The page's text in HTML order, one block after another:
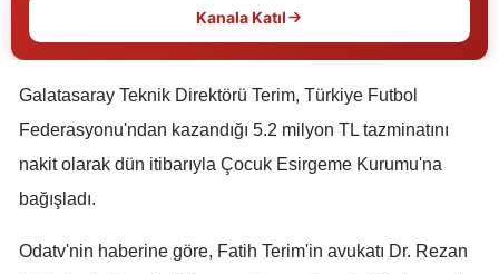
Giresun
Gümüşhane
Hakkari
Mersin
Kanala Katıl
Galatasaray Teknik Direktörü Terim, Türkiye Futbol
Federasyonu'ndan kazandığı 5.2 milyon TL tazminatını
nakit olarak dün itibarıyla Çocuk Esirgeme Kurumu'na
bağışladı.
Odatv'nin haberine göre, Fatih Terim'in avukatı Dr. Rezan